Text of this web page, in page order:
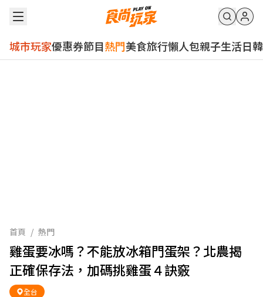
城市玩家優惠券節目熱門美食旅行懶人包親子生活日韓
首頁 / 熱門
雞蛋要冰嗎？不能放冰箱門蛋架？北農揭
正確保存法，加碼挑雞蛋４訣竅
全台